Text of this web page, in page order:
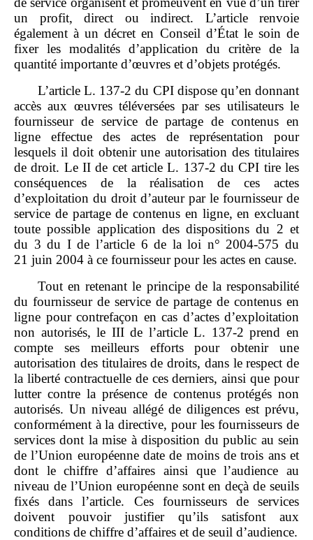
un profit, direct ou indirect. L’article renvoie
également à un décret en Conseil d’État le soin de
fixer les modalités d’application du critère de la
quantité importante d’œuvres et d’objets protégés.
L’article L. 137‑2 du CPI dispose qu’en donnant
accès aux œuvres téléversées par ses utilisateurs le
fournisseur de service de partage de contenus en
ligne effectue des actes de représentation pour
lesquels il doit obtenir une autorisation des titulaires
de droit. Le II de cet article L. 137‑2 du CPI tire les
conséquences de la réalisation de ces actes
d’exploitation du droit d’auteur par le fournisseur de
service de partage de contenus en ligne, en excluant
toute possible application des dispositions du 2 et
du 3 du I de l’article 6 de la loi n° 2004‑575 du
21 juin 2004 à ce fournisseur pour les actes en cause.
Tout en retenant le principe de la responsabilité
du fournisseur de service de partage de contenus en
ligne pour contrefaçon en cas d’actes d’exploitation
non autorisés, le III de l’article L. 137‑2 prend en
compte ses meilleurs efforts pour obtenir une
autorisation des titulaires de droits, dans le respect de
la liberté contractuelle de ces derniers, ainsi que pour
lutter contre la présence de contenus protégés non
autorisés. Un niveau allégé de diligences est prévu,
conformément à la directive, pour les fournisseurs de
services dont la mise à disposition du public au sein
de l’Union européenne date de moins de trois ans et
dont le chiffre d’affaires ainsi que l’audience au
niveau de l’Union européenne sont en deçà de seuils
fixés dans l’article. Ces fournisseurs de services
doivent pouvoir justifier qu’ils satisfont aux
conditions de chiffre d’affaires et de seuil d’audience.